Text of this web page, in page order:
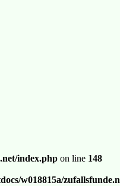
index.php on line 148
w018815a/